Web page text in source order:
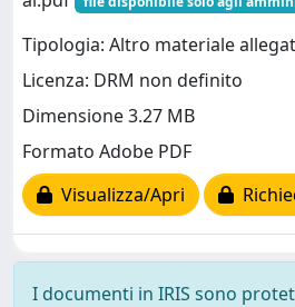
Tipologia: Altro materiale
Licenza: DRM non definito
Dimensione 3.27 MB
Formato Adobe PDF
Visualizza/Apri
I documenti in IRIS sono